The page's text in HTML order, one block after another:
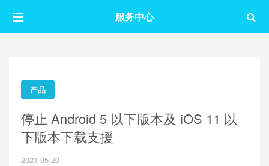
服务中心
产品
停止 Android 5 以下版本及 iOS 11 以
下版本下载支援
2021-05-20